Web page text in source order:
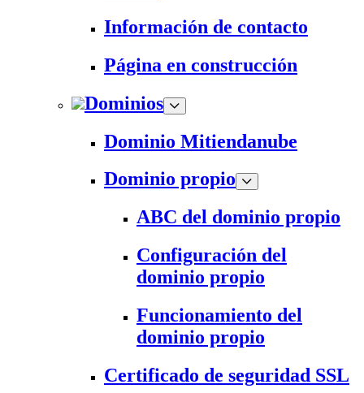
Información de contacto
Página en construcción
Dominios
Dominio Mitiendanube
Dominio propio
ABC del dominio propio
Configuración del
dominio propio
Funcionamiento del
dominio propio
Certificado de seguridad SSL